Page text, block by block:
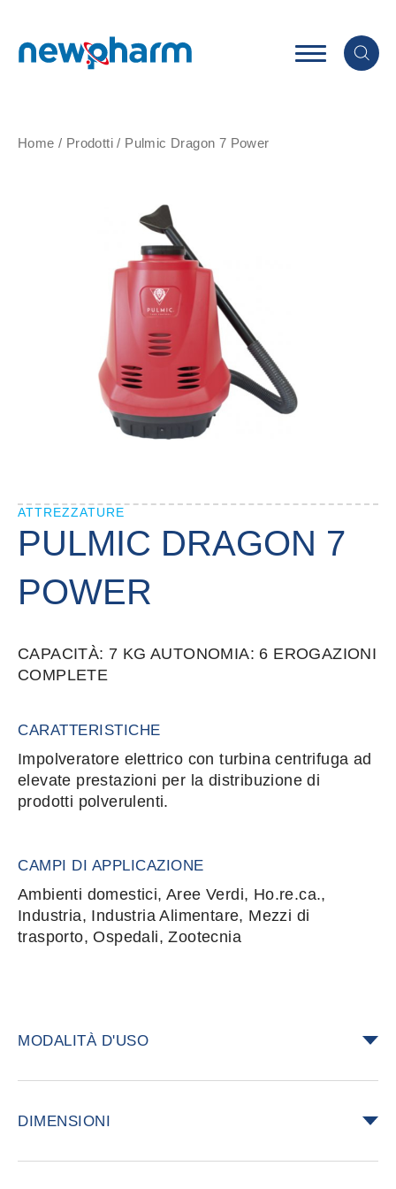
Home / Prodotti / Pulmic Dragon 7 Power
ATTREZZATURE
PULMIC DRAGON 7
POWER
CAPACITÀ: 7 KG AUTONOMIA: 6 EROGAZIONI
COMPLETE
CARATTERISTICHE
Impolveratore elettrico con turbina centrifuga ad
elevate prestazioni per la distribuzione di
prodotti polverulenti.
CAMPI DI APPLICAZIONE
Ambienti domestici, Aree Verdi, Ho.re.ca.,
Industria, Industria Alimentare, Mezzi di
trasporto, Ospedali, Zootecnia
MODALITÀ D'USO
la leva di manovra sia in posizione neutra
DIMENSIONI